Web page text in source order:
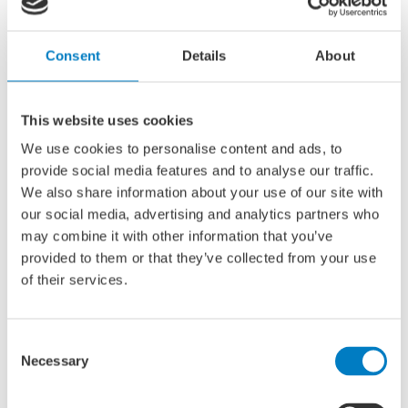
Consent Details About
This website uses cookies
We use cookies to personalise content and ads, to
provide social media features and to analyse our traffic.
We also share information about your use of our site with
our social media, advertising and analytics partners who
may combine it with other information that you’ve
provided to them or that they’ve collected from your use
of their services.
Selection
Necessary
bereidwilligheid van klanten om te betalen voor
en zo het gebruik van duurzame brandstof zonder of
van hun directe klanten om de kosten van de
Een onafhankelijke derde partij kan de gegevens
controleren, waardoor book & claim verifieerbaar en
betrouwbaar is.
Geloofwaardigheid en
standaardisering bieden
maritieme industrie in gebruik te nemen. “Het register